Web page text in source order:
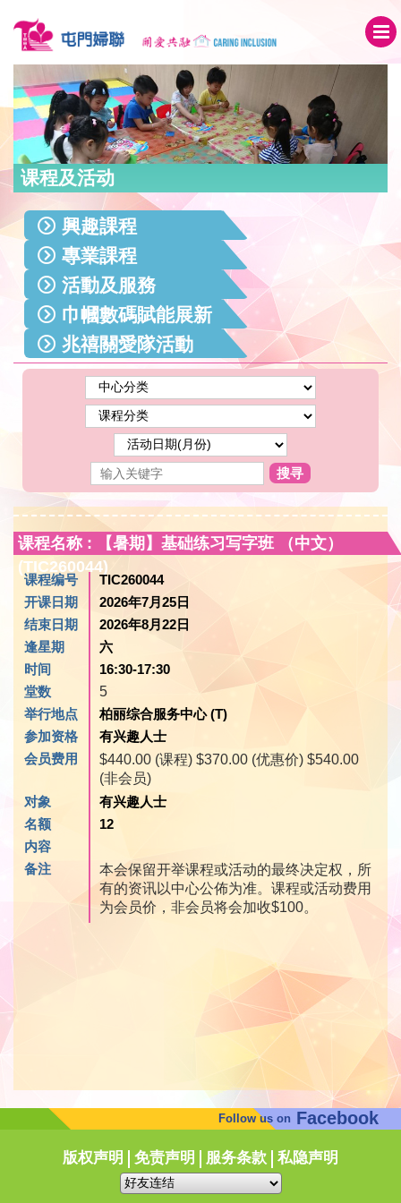
课程及活动
興趣課程
專業課程
活動及服務
巾幗數碼賦能展新
姿
兆禧關愛隊活動
搜寻
课程名称 : 【暑期】基础练习写字班 （中文）
(TIC260044)
课程编号
TIC260044
开课日期
2026年7月25日
结束日期
2026年8月22日
逢星期
六
时间
16:30-17:30
堂数
5
举行地点
柏丽综合服务中心 (T)
参加资格
有兴趣人士
会员费用
$440.00 (课程) $370.00 (优惠价) $540.00
(非会员)
对象
有兴趣人士
名额
12
内容
备注
本会保留开举课程或活动的最终决定权，所
有的资讯以中心公佈为准。课程或活动费用
为会员价，非会员将会加收$100。
Follow us on Facebook
版权声明 免责声明 服务条款 私隐声明